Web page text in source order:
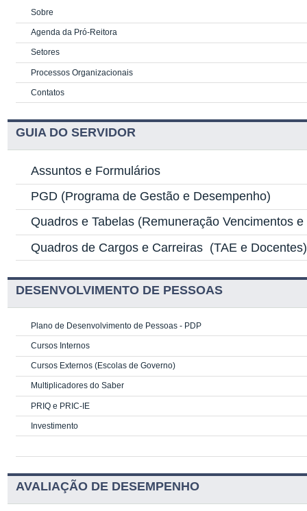
Sobre
Agenda da Pró-Reitora
Setores
Processos Organizacionais
Contatos
GUIA DO SERVIDOR
Assuntos e Formulários
PGD (Programa de Gestão e Desempenho)
Quadros e Tabelas (Remuneração Vencimentos
Quadros de Cargos e Carreiras (TAE e Docentes)
DESENVOLVIMENTO DE PESSOAS
Plano de Desenvolvimento de Pessoas - PDP
Cursos Internos
Cursos Externos (Escolas de Governo)
Multiplicadores do Saber
PRIQ e PRIC-IE
Investimento
AVALIAÇÃO DE DESEMPENHO